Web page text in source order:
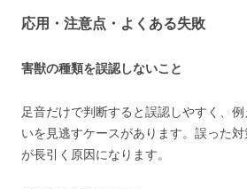
応用・注意点・よくある失敗
害獣の種類を誤認しないこと
足音だけで判断すると誤認しやすく、
いを見逃すケースがあります。誤った
が長引く原因になります。